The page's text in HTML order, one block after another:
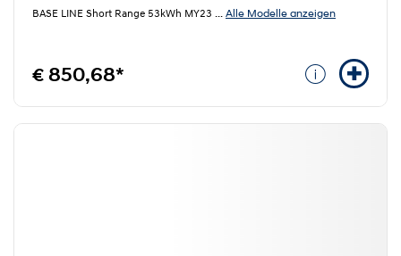
BASE LINE Short Range 53kWh MY23 ... Alle Modelle anzeigen
€ 850,68*